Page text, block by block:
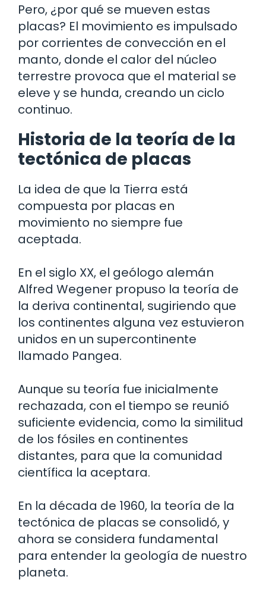
Pero, ¿por qué se mueven estas
placas? El movimiento es impulsado
por corrientes de convección en el
manto, donde el calor del núcleo
terrestre provoca que el material se
eleve y se hunda, creando un ciclo
continuo.
Historia de la teoría de la
tectónica de placas
La idea de que la Tierra está
compuesta por placas en
movimiento no siempre fue
aceptada.
En el siglo XX, el geólogo alemán
Alfred Wegener propuso la teoría de
la deriva continental, sugiriendo que
los continentes alguna vez estuvieron
unidos en un supercontinente
llamado Pangea.
Aunque su teoría fue inicialmente
rechazada, con el tiempo se reunió
suficiente evidencia, como la similitud
de los fósiles en continentes
distantes, para que la comunidad
científica la aceptara.
En la década de 1960, la teoría de la
tectónica de placas se consolidó, y
ahora se considera fundamental
para entender la geología de nuestro
planeta.